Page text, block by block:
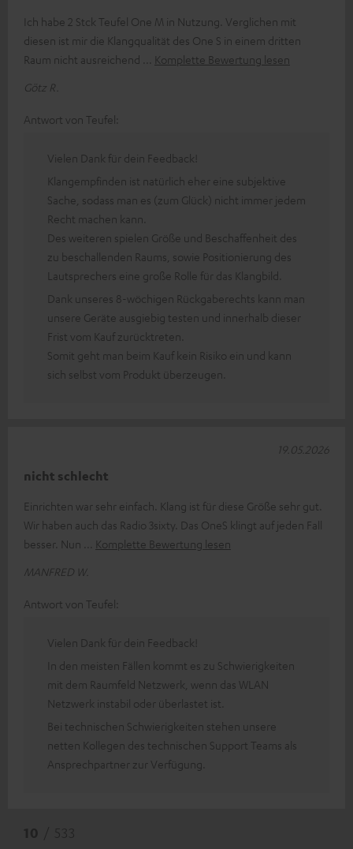
Ich habe 2 Stck Teufel One M in Nutzung. Verglichen mit
diesen ist mir die Klangqualität des One S in einem dritten
Raum nicht ausreichend
Komplette Bewertung lesen
Götz R.
Antwort von Teufel:
Vielen Dank für dein Feedback!
Klangempfinden ist natürlich eher eine subjektive
Sache, sodass man es (zum Glück) nicht immer jedem
Recht machen kann.
Des weiteren spielen Größe und Beschaffenheit des
zu beschallenden Raums, sowie Positionierung des
Lautsprechers eine große Rolle für das Klangbild.
Dank unseres 8-wöchigen Rückgaberechts kann man
unsere Geräte ausgiebig testen und innerhalb dieser
Frist vom Kauf zurücktreten.
Somit geht man beim Kauf kein Risiko ein und kann
sich selbst vom Produkt überzeugen.
nicht schlecht
Einrichten war sehr einfach. Klang ist für diese Größe sehr gut.
Wir haben auch das Radio 3sixty. Das OneS klingt auf jeden Fall
besser. Nun
Komplette Bewertung lesen
MANFRED W.
19.05.2026
Antwort von Teufel:
Vielen Dank für dein Feedback!
In den meisten Fällen kommt es zu Schwierigkeiten
mit dem Raumfeld Netzwerk, wenn das WLAN
Netzwerk instabil oder überlastet ist.
Bei technischen Schwierigkeiten stehen unsere
netten Kollegen des technischen Support Teams als
Ansprechpartner zur Verfügung.